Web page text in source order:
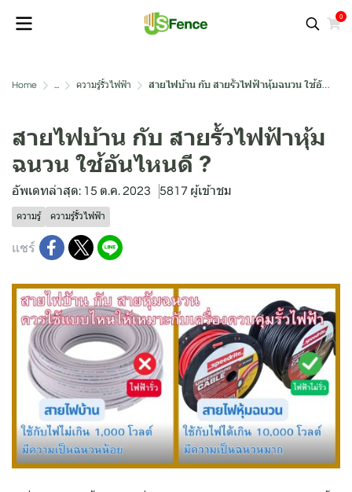
0
Home ... ความรู้รั้วไฟฟ้า สายไฟบ้าน กับ สายรั้วไฟฟ้าหุ้มฉนวน ใช้อันไหนดี ?
สายไฟบ้าน กับ สายรั้วไฟฟ้าหุ้ม
ฉนวน ใช้อันไหนดี ?
อัพเดทล่าสุด: 15 ต.ค. 2023 5817 ผู้เข้าชม
ความรู้ ความรู้รั้วไฟฟ้า
แชร์